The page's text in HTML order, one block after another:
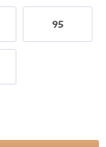
95